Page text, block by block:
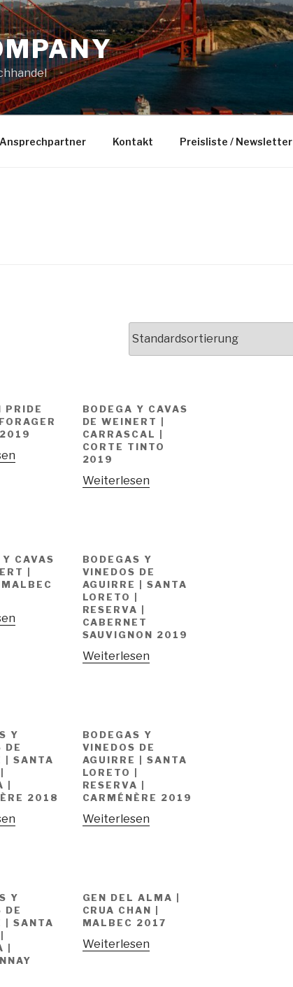
Kontakt Preisliste / Newsletter
PRIDE
BODEGA Y CAVAS
DE WEINERT |
CARRASCAL |
CORTE TINTO
2019
Weiterlesen
CAVAS
|
BODEGAS Y
VINEDOS DE
AGUIRRE | SANTA
LORETO |
RESERVA |
CABERNET
SAUVIGNON 2019
Weiterlesen
Y
DE
| SANTA
|
2018
BODEGAS Y
VINEDOS DE
AGUIRRE | SANTA
LORETO |
RESERVA |
CARMÉNÈRE 2019
Weiterlesen
Y
DE
| SANTA
|
GEN DEL ALMA |
CRUA CHAN |
MALBEC 2017
Weiterlesen